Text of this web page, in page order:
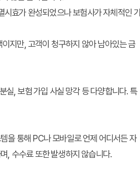
효가 완성되었으나 보험사가 자체적인 기
지만, 고객이 청구하지 않아 남아있는 금
실, 보험 가입 사실 망각 등 다양합니다. 특
을 통해 PC나 모바일로 언제 어디서든 자
, 수수료 또한 발생하지 않습니다.